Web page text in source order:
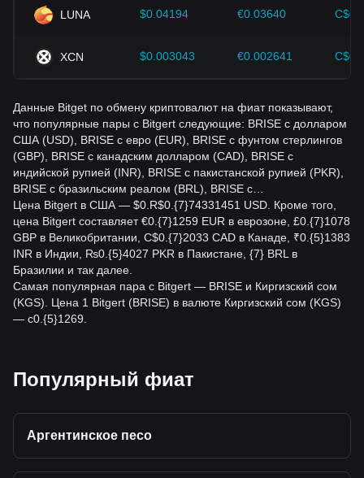
LUNA $0.04194 €0.03640
XCN $0.003043 €0.002641
Данные Bitget по обмену криптовалют на фиат показывают,
что популярные пары с Bitgert следующие: BRISE с долларом
США (USD), BRISE с евро (EUR), BRISE с фунтом стерлингов
(GBP), BRISE с канадским долларом (CAD), BRISE с
индийской рупией (INR), BRISE с пакистанской рупией (PKR),
BRISE с бразильским реалом (BRL), BRISE с…
Цена Bitgert в США — $0.R$0.{7}74331451 USD. Кроме того,
цена Bitgert составляет €0.{7}1259 EUR в еврозоне, £0.{7}1078
GBP в Великобритании, C$0.{7}2033 CAD в Канаде, ₹0.{5}1383
INR в Индии, ₨0.{5}4027 PKR в Пакистане, {7} BRL в
Бразилии и так далее.
Самая популярная пара с Bitgert — BRISE и Киргизский сом
(KGS). Цена 1 Bitgert (BRISE) в валюте Киргизский сом (KGS)
— с0.{5}1269.
Популярный фиат
Аргентинское песо